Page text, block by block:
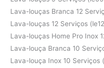
Lava-louças Branca 12
Lava-louças 12 Serviços
Lava-louças Home Pro Inox
Lava-louça Branca 10
Lava-louça Inox 10 Serviços